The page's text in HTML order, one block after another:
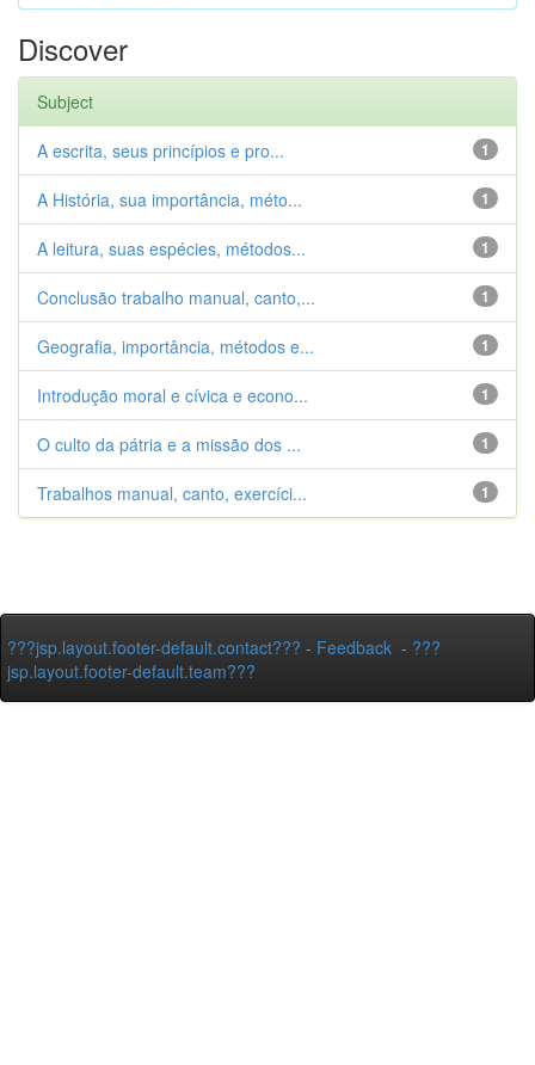
Discover
Subject
1
A escrita, seus princípios e pro...
1
A História, sua importância, méto...
1
A leitura, suas espécies, métodos...
1
Conclusão trabalho manual, canto,...
1
Geografia, importância, métodos e...
1
Introdução moral e cívica e econo...
1
O culto da pátria e a missão dos ...
1
Trabalhos manual, canto, exercíci...
???jsp.layout.footer-default.contact??? - Feedback - ???
jsp.layout.footer-default.team???